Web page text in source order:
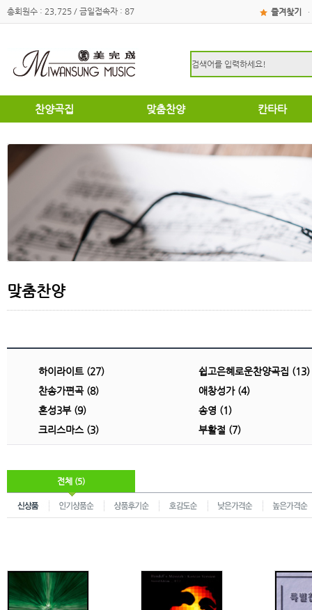
총회원수 : 23,725 / 금일접속자 : 87 즐겨찾기 ·
찬양곡집
쉽고은혜로운찬양곡집
명성가 / 애창성가
복음성가합창편곡집
우리가락 찬양곡집
절기별성가
혼성3부
여성성가
맞춤찬양
쉽고은혜로운찬양곡집
찬송가편곡
애창성가
명성가/복음성가합창편곡
절기별성가/국악성가
혼성3부
송영
특별찬양곡집
칸타타
맞춤찬양
하이라이트 (27)
쉽고은혜로운찬양곡집 (13)
찬송가편곡 (8)
애창성가 (4)
혼성3부 (9)
송영 (1)
크리스마스 (3)
부활절 (7)
전체 (5)